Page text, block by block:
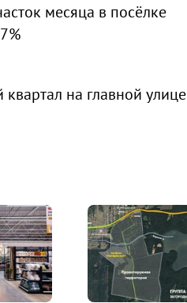
месяца в посёлке
на главной улице